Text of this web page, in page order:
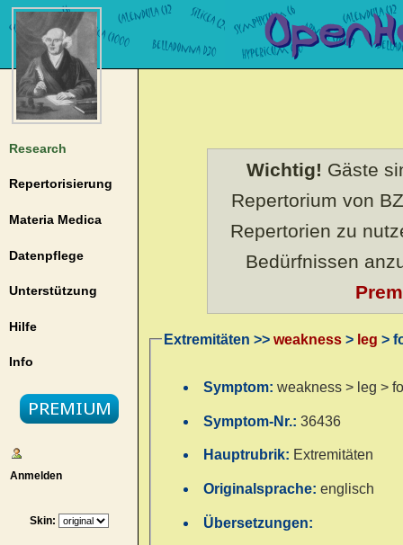
Research
Repertorisierung
Materia Medica
Datenpflege
Unterstützung
Hilfe
Info
Anmelden
Skin:
Wichtig! Gäste
Repertorium von
Repertorien zu
Bedürfnissen
Extremitäten >> weakness > leg >
Symptom:weakness > leg >
Symptom-Nr.:36436
Hauptrubrik: Extremitäten
Originalsprache:englisch
Übersetzungen: